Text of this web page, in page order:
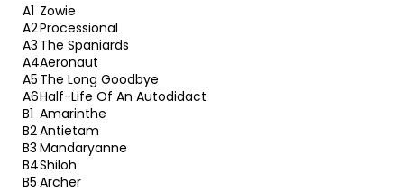
A1 Zowie
A2Processional
A3 The Spaniards
A4Aeronaut
A5 The Long Goodbye
A6Half-Life Of An Autodidact
B1 Amarinthe
B2Antietam
B3 Mandaryanne
B4Shiloh
B5 Archer